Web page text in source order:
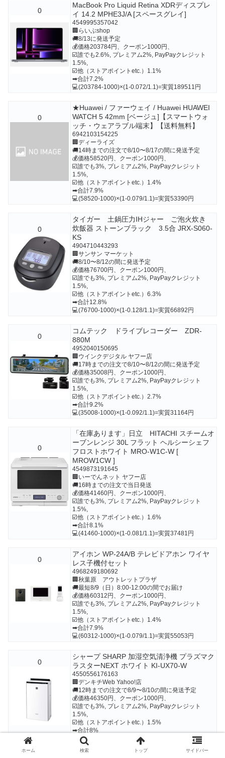
0
MacBook Pro Liquid Retina XDRディスプレ
イ 14.2 MPHE3J/A [スペースグレイ]
4549995357042
🏢らいぶshop
🚚8/13に発送予定
💰価格203784円、クーポン1000円、
☑️誰でも2.6%, プレミアム2%, PayPayクレジット
1.5%,
☑️他（ストアポイントetc.）1.1%
➡合計7.2%
💻(203784-1000)×(1-0.072/1.1)=実質189511円
0
★Huawei / ファーウェイ / Huawei HUAWEI
WATCH 5 42mm [ベージュ]【スマートウォ
ッチ・ウェアラブル端末】【送料無料】
6942103154225
🏢ディーライズ
🚚14時までの注文で8/10〜8/17の間に発送予定
💰価格58520円、クーポン1000円、
☑️誰でも3%, プレミアム2%, PayPayクレジット
1.5%,
☑️他（ストアポイントetc.）1.4%
➡合計7.9%
💻(58520-1000)×(1-0.079/1.1)=実質53390円
0
タイガー 土鍋圧力IHジャー ご泡火炊き
炊飯器 ストーンブラック 3.5合 JRX-S060-
KS
4904710443293
🏢サンサン マーケット
🚚8/10〜8/12の間に発送予定
💰価格76700円、クーポン1000円、
☑️誰でも3%, プレミアム2%, PayPayクレジット
1.5%,
☑️他（ストアポイントetc.）6.3%
➡合計12.8%
💻(76700-1000)×(1-0.128/1.1)=実質66892円
0
コムテック ドライブレコーダー ZDR-
880M
4952040150695
🏢ウインクデジタル ヤフー店
🚚17時までの注文で8/10〜8/12の間に発送予定
💰価格35008円、クーポン1000円、
☑️誰でも3%, プレミアム2%, PayPayクレジット
1.5%,
☑️他（ストアポイントetc.）2.7%
➡合計9.2%
💻(35008-1000)×(1-0.092/1.1)=実質31164円
0
「在庫あります」日立 HITACHI スチームオ
ーブンレンジ 30L フラット ヘルシーシェフ
フロストホワイト MRO-W1C-W [
MROW1CW ]
4549873191645
🏢いーでんネット ヤフー店
🚚16時までの注文で当日発送
💰価格41460円、クーポン1000円、
☑️誰でも3%, プレミアム2%, PayPayクレジット
1.5%,
☑️他（ストアポイントetc.）1.6%
➡合計8.1%
💻(41460-1000)×(1-0.081/1.1)=実質37481円
0
アイホン WP-24A/B テレビドアホン ワイヤ
レス子機付セット
4968249180692
🏢秋葉原 アウトレットプラザ
🚚最短8/9（日）8:00-12:00の間でお届け
💰価格60312円、クーポン1000円、
☑️誰でも3%, プレミアム2%, PayPayクレジット
1.5%,
☑️他（ストアポイントetc.）1.4%
➡合計7.9%
💻(60312-1000)×(1-0.079/1.1)=実質55053円
0
シャープ SHARP 加湿空気清浄機 プラズマク
ラスターNEXT ホワイト KI-UX70-W
4550556176163
🏢デンキチWeb Yahoo!店
🚚12時までの注文で8/9〜8/10の間に発送予定
💰価格46350円、クーポン1000円、
☑️誰でも3%, プレミアム2%, PayPayクレジット
1.5%,
☑️他（ストアポイントetc.）1.5%
➡合計8%
💻(46350-1000)×(1-0.08/1.1)=実質42052円
ホーム 検索 トップ サイドバー